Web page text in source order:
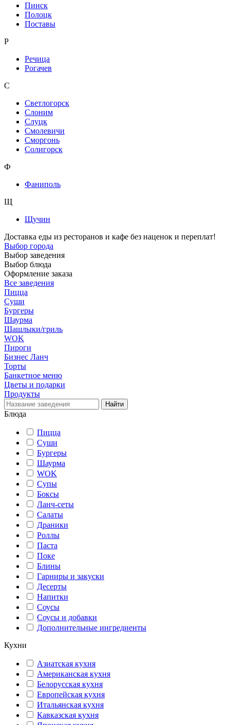
Пинск
Полоцк
Поставы
Р
Речица
Рогачев
С
Светлогорск
Слоним
Слуцк
Смолевичи
Сморгонь
Солигорск
Ф
Фаниполь
Щ
Щучин
Доставка еды из ресторанов и кафе без наценок и переплат!
Выбор города
Выбор заведения
Выбор блюда
Оформление заказа
Все заведения
Пицца
Суши
Бургеры
Шаурма
Шашлыки/гриль
WOK
Пироги
Бизнес Ланч
Торты
Банкетное меню
Цветы и подарки
Продукты
Блюда
Пицца
Суши
Бургеры
Шаурма
WOK
Супы
Боксы
Ланч-сеты
Салаты
Драники
Роллы
Паста
Поке
Блины
Гарниры и закуски
Десерты
Напитки
Соусы
Соусы и добавки
Дополнительные ингредиенты
Кухни
Азиатская кухня
Американская кухня
Белорусская кухня
Европейская кухня
Итальянская кухня
Кавказская кухня